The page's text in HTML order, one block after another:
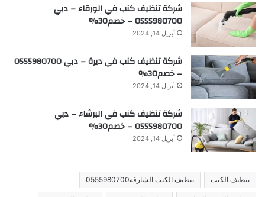
شركة تنظيف كنب في الورقاء – دبي
0555980700 – خصم30%
أبريل 14, 2024
شركة تنظيف كنب في ديرة – دبي 0555980700
– خصم30%
أبريل 14, 2024
شركة تنظيف كنب في البرشاء – دبي
0555980700 – خصم30%
أبريل 14, 2024
تنظيف الكنب تنظيف الكنب الشارقة0555980700